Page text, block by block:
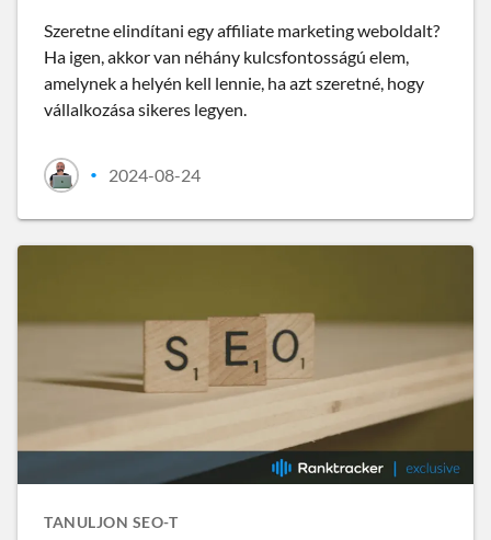
Szeretne elindítani egy affiliate marketing weboldalt?
Ha igen, akkor van néhány kulcsfontosságú elem,
amelynek a helyén kell lennie, ha azt szeretné, hogy
vállalkozása sikeres legyen.
• 2024-08-24
TANULJON SEO-T